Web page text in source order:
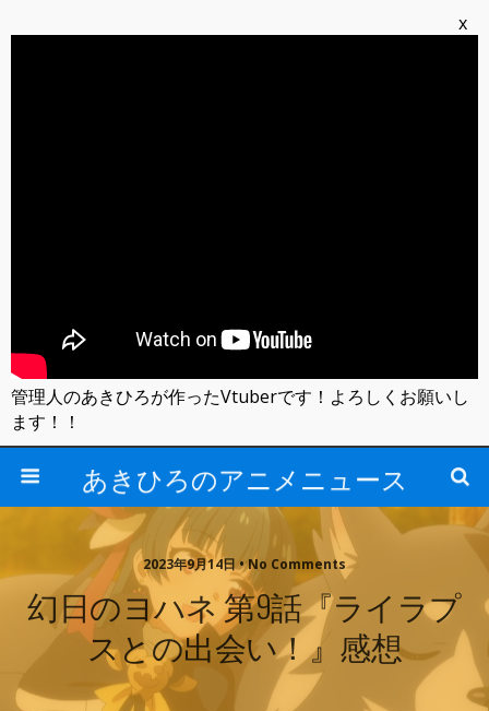
あきひろのアニメニュース
2023年9月14日 • No Comments
幻日のヨハネ 第9話『ライラプ
スとの出会い！』感想
x
管理人のあきひろが作ったVtuberです！よろしくお願いし
ます！！